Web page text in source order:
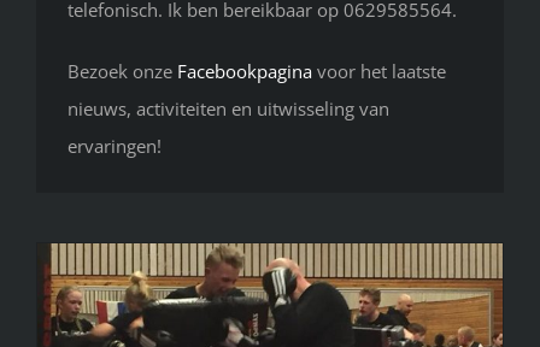
telefonisch. Ik ben bereikbaar op 0629585564.
Bezoek onze Facebookpagina voor het laatste
nieuws, activiteiten en uitwisseling van
ervaringen!